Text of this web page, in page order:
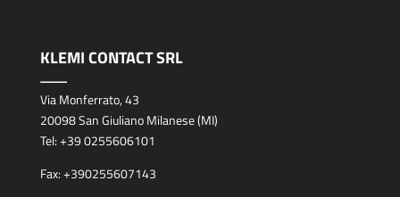
KLEMI CONTACT SRL
Via Monferrato, 43
20098 San Giuliano Milanese (MI)
Tel:+39 0255606101
Fax:+390255607143